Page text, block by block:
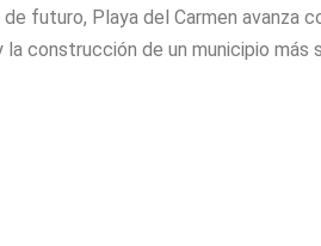
futuro, Playa del Carmen avanza
construcción de un municipio más